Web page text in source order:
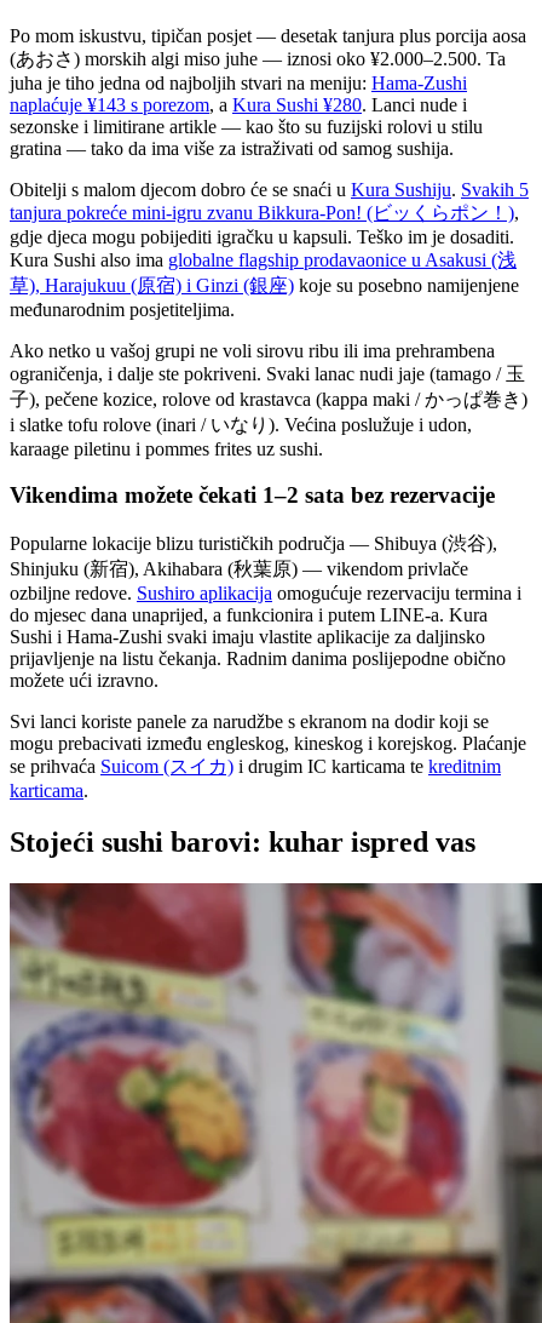
Po mom iskustvu, tipičan posjet — desetak tanjura plus porcija aosa
(あおさ) morskih algi miso juhe — iznosi oko ¥2.000–2.500. Ta
juha je tiho jedna od najboljih stvari na meniju: Hama-Zushi
naplaćuje ¥143 s porezom, a Kura Sushi ¥280. Lanci nude i
sezonske i limitirane artikle — kao što su fuzijski rolovi u stilu
gratina — tako da ima više za istraživati od samog sushija.
Obitelji s malom djecom dobro će se snaći u Kura Sushiju. Svakih 5
tanjura pokreće mini-igru zvanu Bikkura-Pon! (ビッくらポン！),
gdje djeca mogu pobijediti igračku u kapsuli. Teško im je dosaditi.
Kura Sushi also ima globalne flagship prodavaonice u Asakusi (浅
草), Harajukuu (原宿) i Ginzi (銀座) koje su posebno namijenjene
međunarodnim posjetiteljima.
Ako netko u vašoj grupi ne voli sirovu ribu ili ima prehrambena
ograničenja, i dalje ste pokriveni. Svaki lanac nudi jaje (tamago / 玉
子), pečene kozice, rolove od krastavca (kappa maki / かっぱ巻き)
i slatke tofu rolove (inari / いなり). Većina poslužuje i udon,
karaage piletinu i pommes frites uz sushi.
Vikendima možete čekati 1–2 sata bez rezervacije
Popularne lokacije blizu turističkih područja — Shibuya (渋谷),
Shinjuku (新宿), Akihabara (秋葉原) — vikendom privlače
ozbiljne redove. Sushiro aplikacija omogućuje rezervaciju termina i
do mjesec dana unaprijed, a funkcionira i putem LINE-a. Kura
Sushi i Hama-Zushi svaki imaju vlastite aplikacije za daljinsko
prijavljenje na listu čekanja. Radnim danima poslijepodne obično
možete ući izravno.
Svi lanci koriste panele za narudžbe s ekranom na dodir koji se
mogu prebacivati između engleskog, kineskog i korejskog. Plaćanje
se prihvaća Suicom (スイカ) i drugim IC karticama te kreditnim
karticama.
Stojeći sushi barovi: kuhar ispred vas